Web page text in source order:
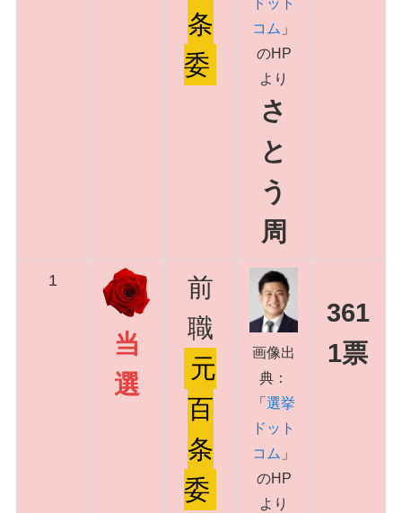
条
委
コム 」
のHP
より
さ
と
う
周
1
当
選
前
職
元
百
条
委
画像出
典：
「選挙
ドット
コム 」
のHP
より
361
1票